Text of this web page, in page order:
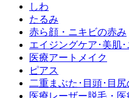
しわ
たるみ
赤ら顔・ニキビの赤み
エイジングケア･美肌
医療アートメイク
ピアス
二重まぶた･目頭･目
医療レーザー脱毛・